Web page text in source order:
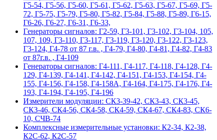
Г5-54, Г5-56, Г5-60, Г5-61, Г5-62, Г5-63, Г5-67, Г5-69, Г5-
72, Г5-75, Г5-79, Г5-80, Г5-82, Г5-84, Г5-88, Г5-89, Г6-15,
Г6-26, Г6-27, Г6-31, Г6-33,
Гeнepaтopы cигнaлoв: Г2-59, Г3-101, Г3-102, Г3-104, 105,
107, 109, Г3-110, Г3-117, Г3-119, Г3-120, Г3-122, Г3-123,
Г3-124, Г4-78 от 87 г.в. , Г4-79, Г4-80, Г4-81, Г4-82, Г4-83
от 87г.в. , Г4-109
Гeнepaтopы cигнaлoв: Г4-111, Г4-117, Г4-118, Г4-128, Г4-
129, Г4-139, Г4-141, Г4-142, Г4-151, Г4-153, Г4-154, Г4-
155, Г4-156, Г4-158, Г4-158А, Г4-164, Г4-175, Г4-176, Г4-
193, Г4-194, Г4-195, Г4-196
Измерители модуляции: СК3-39-42, СК3-43, СК3-45,
СК3-46, СК4-56, СК4-58, СК4-59, СК4-67, СК4-83, СК6-
10, СЧВ-74
Комплексные измерительные установки: К2-34, К2-38,
К2С-62, К2С-57